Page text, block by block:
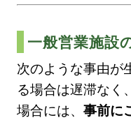
一般営業施設
次のような事由が
る場合は遅滞なく
場合には、 事前に